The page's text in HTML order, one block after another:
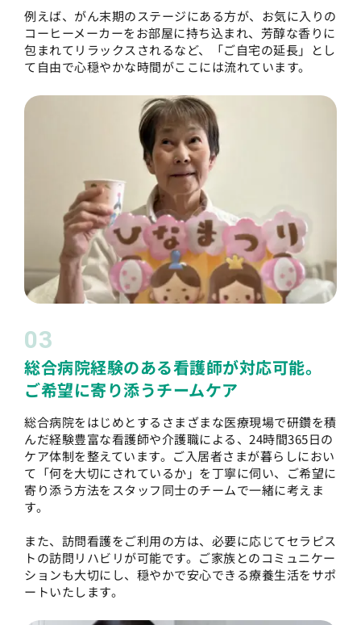
例えば、がん末期のステージにある方が、お気に入りの
コーヒーメーカーをお部屋に持ち込まれ、芳醇な香りに
包まれてリラックスされるなど、「ご自宅の延長」とし
て自由で心穏やかな時間がここには流れています。
03
総合病院経験のある看護師が対応可能。
ご希望に寄り添うチームケア
総合病院をはじめとするさまざまな医療現場で研鑽を積
んだ経験豊富な看護師や介護職による、24時間365日の
ケア体制を整えています。ご入居者さまが暮らしにおい
て「何を大切にされているか」を丁寧に伺い、ご希望に
寄り添う方法をスタッフ同士のチームで一緒に考えま
す。
また、訪問看護をご利用の方は、必要に応じてセラピス
トの訪問リハビリが可能です。ご家族とのコミュニケー
ションも大切にし、穏やかで安心できる療養生活をサポ
ートいたします。